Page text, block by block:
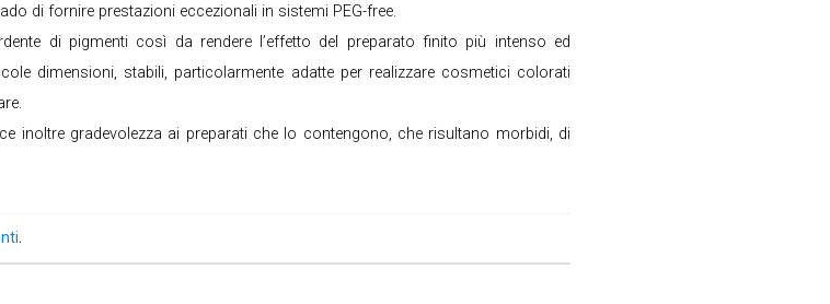
di fornire prestazioni eccezionali in sistemi PEG-free.
di pigmenti così da rendere l’effetto del preparato finito più intenso ed
dimensioni, stabili, particolarmente adatte per realizzare cosmetici colorati
inoltre gradevolezza ai preparati che lo contengono, che risultano morbidi, di
.